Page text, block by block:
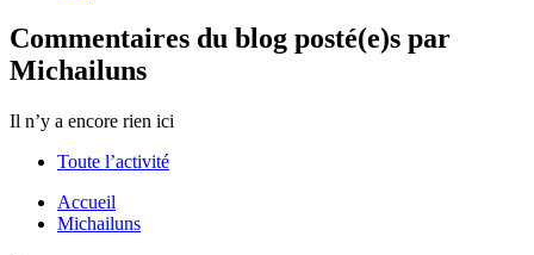
Commentaires du blog posté(e)s par
Michailuns
Il n’y a encore rien ici
Toute l’activité
Accueil
Michailuns